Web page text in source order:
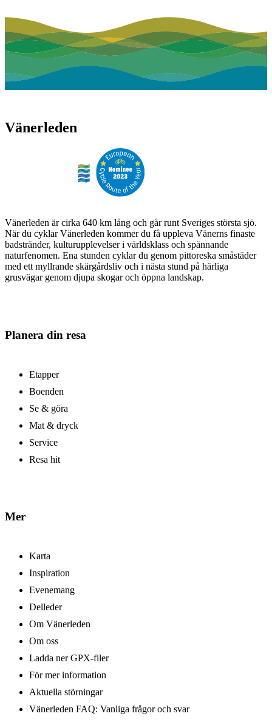
Vänerleden
Vänerleden är cirka 640 km lång och går runt Sveriges största sjö.
När du cyklar Vänerleden kommer du få uppleva Vänerns finaste
badstränder, kulturupplevelser i världsklass och spännande
naturfenomen. Ena stunden cyklar du genom pittoreska småstäder
med ett myllrande skärgårdsliv och i nästa stund på härliga
grusvägar genom djupa skogar och öppna landskap.
Planera din resa
Etapper
Boenden
Se & göra
Mat & dryck
Service
Resa hit
Mer
Karta
Inspiration
Evenemang
Delleder
Om Vänerleden
Om oss
Ladda ner GPX-filer
För mer information
Aktuella störningar
Vänerleden FAQ: Vanliga frågor och svar